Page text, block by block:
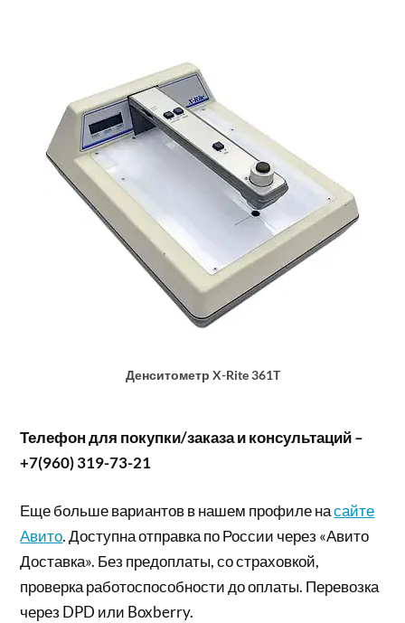
Денситометр X-Rite 361T
Телефон для покупки/заказа и консультаций –
+7(960) 319-73-21
Еще больше вариантов в нашем профиле насайте
Авито. Доступна отправка по России через «Авито
Доставка». Без предоплаты, со страховкой,
проверка работоспособности до оплаты. Перевозка
через DPD или Boxberry.